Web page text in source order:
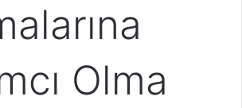
Olma